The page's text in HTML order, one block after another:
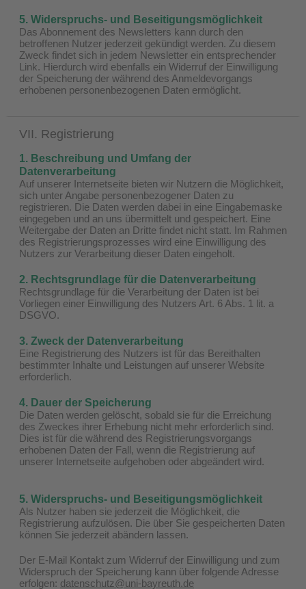
5. Widerspruchs- und Beseitigungsmöglichkeit
Das Abonnement des Newsletters kann durch den
betroffenen Nutzer jederzeit gekündigt werden. Zu diesem
Zweck findet sich in jedem Newsletter ein entsprechender
Link. Hierdurch wird ebenfalls ein Widerruf der Einwilligung
der Speicherung der während des Anmeldevorgangs
erhobenen personenbezogenen Daten ermöglicht.
VII. Registrierung
1. Beschreibung und Umfang der
Datenverarbeitung
Auf unserer Internetseite bieten wir Nutzern die Möglichkeit,
sich unter Angabe personenbezogener Daten zu
registrieren. Die Daten werden dabei in eine Eingabemaske
eingegeben und an uns übermittelt und gespeichert. Eine
Weitergabe der Daten an Dritte findet nicht statt. Im Rahmen
des Registrierungsprozesses wird eine Einwilligung des
Nutzers zur Verarbeitung dieser Daten eingeholt.
2. Rechtsgrundlage für die Datenverarbeitung
Rechtsgrundlage für die Verarbeitung der Daten ist bei
Vorliegen einer Einwilligung des Nutzers Art. 6 Abs. 1 lit. a
DSGVO.
3. Zweck der Datenverarbeitung
Eine Registrierung des Nutzers ist für das Bereithalten
bestimmter Inhalte und Leistungen auf unserer Website
erforderlich.
4. Dauer der Speicherung
Die Daten werden gelöscht, sobald sie für die Erreichung
des Zweckes ihrer Erhebung nicht mehr erforderlich sind.
Dies ist für die während des Registrierungsvorgangs
erhobenen Daten der Fall, wenn die Registrierung auf
unserer Internetseite aufgehoben oder abgeändert wird.
5. Widerspruchs- und Beseitigungsmöglichkeit
Als Nutzer haben sie jederzeit die Möglichkeit, die
Registrierung aufzulösen. Die über Sie gespeicherten Daten
können Sie jederzeit abändern lassen.
Der E-Mail Kontakt zum Widerruf der Einwilligung und zum
Widerspruch der Speicherung kann über folgende Adresse
erfolgen: datenschutz@uni-bayreuth.de